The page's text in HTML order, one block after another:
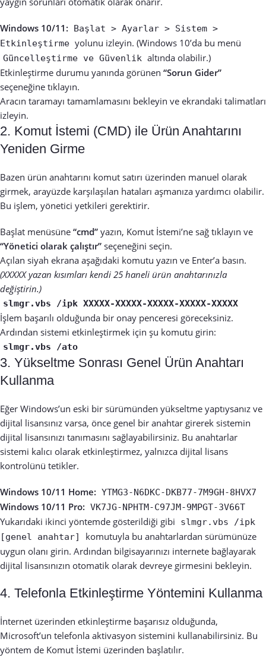
Windows 10/11:
Başlat > Ayarlar > Sistem >
Etkinleştirme yolunu izleyin. (Windows 10’da bu menü
Güncelleştirme ve Güvenlik altında olabilir.)
Etkinleştirme durumu yanında görünen “Sorun Gider”
seçeneğine tıklayın.
Aracın taramayı tamamlamasını bekleyin ve ekrandaki talimatları
izleyin.
2. Komut İstemi (CMD) ile Ürün Anahtarını
Yeniden Girme
Bazen ürün anahtarını komut satırı üzerinden manuel olarak
girmek, arayüzde karşılaşılan hataları aşmanıza yardımcı olabilir.
Bu işlem, yönetici yetkileri gerektirir.
Başlat menüsüne “cmd” yazın, Komut İstemi’ne sağ tıklayın ve
“Yönetici olarak çalıştır” seçeneğini seçin.
Açılan siyah ekrana aşağıdaki komutu yazın ve Enter’a basın.
(XXXXX yazan kısımları kendi 25 haneli ürün anahtarınızla
değiştirin.)
slmgr.vbs /ipk XXXXX-XXXXX-XXXXX-XXXXX-XXXXX
İşlem başarılı olduğunda bir onay penceresi göreceksiniz.
Ardından sistemi etkinleştirmek için şu komutu girin:
slmgr.vbs /ato
3. Yükseltme Sonrası Genel Ürün Anahtarı
Kullanma
Eğer Windows’un eski bir sürümünden yükseltme yaptıysanız ve
dijital lisansınız varsa, önce genel bir anahtar girerek sistemin
dijital lisansınızı tanımasını sağlayabilirsiniz. Bu anahtarlar
sistemi kalıcı olarak etkinleştirmez, yalnızca dijital lisans
kontrolünü tetikler.
Windows 10/11 Home: YTMG3-N6DKC-DKB77-7M9GH-8HVX7
Windows 10/11 Pro: VK7JG-NPHTM-C97JM-9MPGT-3V66T
Yukarıdaki ikinci yöntemde gösterildiği gibi
slmgr.vbs /ipk
[genel anahtar]
komutuyla bu anahtarlardan sürümünüze
uygun olanı girin. Ardından bilgisayarınızı internete bağlayarak
dijital lisansınızın otomatik olarak devreye girmesini bekleyin.
4. Telefonla Etkinleştirme Yöntemini Kullanma
İnternet üzerinden etkinleştirme başarısız olduğunda,
Microsoft’un telefonla aktivasyon sistemini kullanabilirsiniz. Bu
yöntem de Komut İstemi üzerinden başlatılır.